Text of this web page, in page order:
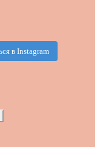
в Instagram